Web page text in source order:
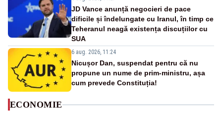
JD Vance anunță negocieri de pace
dificile și îndelungate cu Iranul, în timp ce
Teheranul neagă existența discuțiilor cu
SUA
6 aug. 2026, 11:24
Nicușor Dan, suspendat pentru că nu
propune un nume de prim-ministru, așa
cum prevede Constituția!
ECONOMIE